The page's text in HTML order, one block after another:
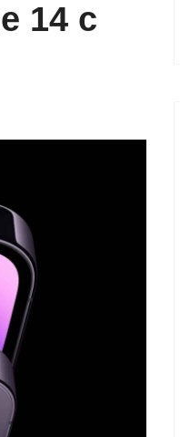
14 с